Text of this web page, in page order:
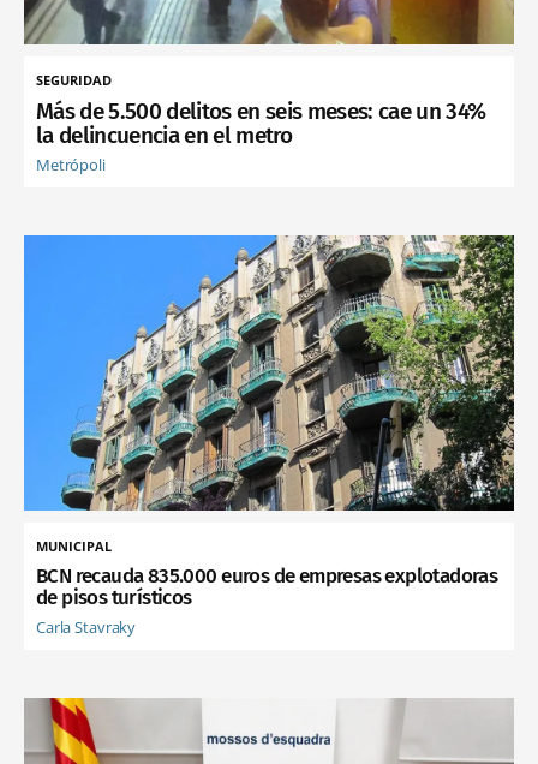
SEGURIDAD
Más de 5.500 delitos en seis meses: cae un 34%
la delincuencia en el metro
Metrópoli
MUNICIPAL
BCN recauda 835.000 euros de empresas explotadoras
de pisos turísticos
Carla Stavraky